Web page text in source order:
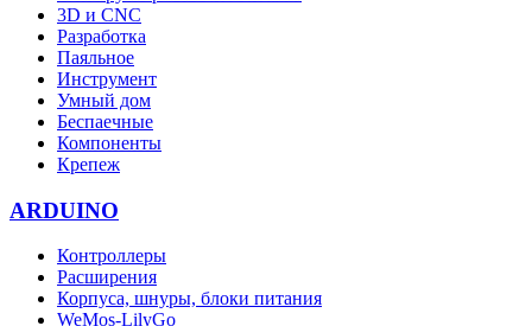
3D и CNC
Разработка
Паяльное
Инструмент
Умный дом
Беспаечные
Компоненты
Крепеж
ARDUINO
Контроллеры
Расширения
Корпуса, шнуры, блоки питания
WeMos-LilyGo